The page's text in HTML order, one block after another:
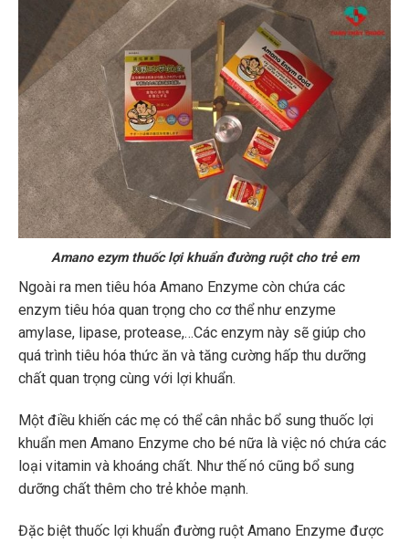
Amano ezym thuốc lợi khuẩn đường ruột cho trẻ em
Ngoài ra men tiêu hóa Amano Enzyme còn chứa các
enzym tiêu hóa quan trọng cho cơ thể như enzyme
amylase, lipase, protease,…Các enzym này sẽ giúp cho
quá trình tiêu hóa thức ăn và tăng cường hấp thu dưỡng
chất quan trọng cùng với lợi khuẩn.
Một điều khiến các mẹ có thể cân nhắc bổ sung thuốc lợi
khuẩn men Amano Enzyme cho bé nữa là việc nó chứa các
loại vitamin và khoáng chất. Như thế nó cũng bổ sung
dưỡng chất thêm cho trẻ khỏe mạnh.
Đặc biệt thuốc lợi khuẩn đường ruột Amano Enzyme được